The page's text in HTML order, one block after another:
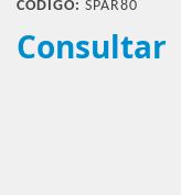
CÓDIGO: SPAR80
Consultar